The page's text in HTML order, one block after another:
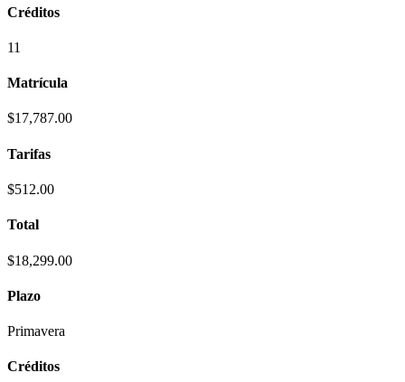
Créditos
11
Matrícula
$17,787.00
Tarifas
$512.00
Total
$18,299.00
Plazo
Primavera
Créditos